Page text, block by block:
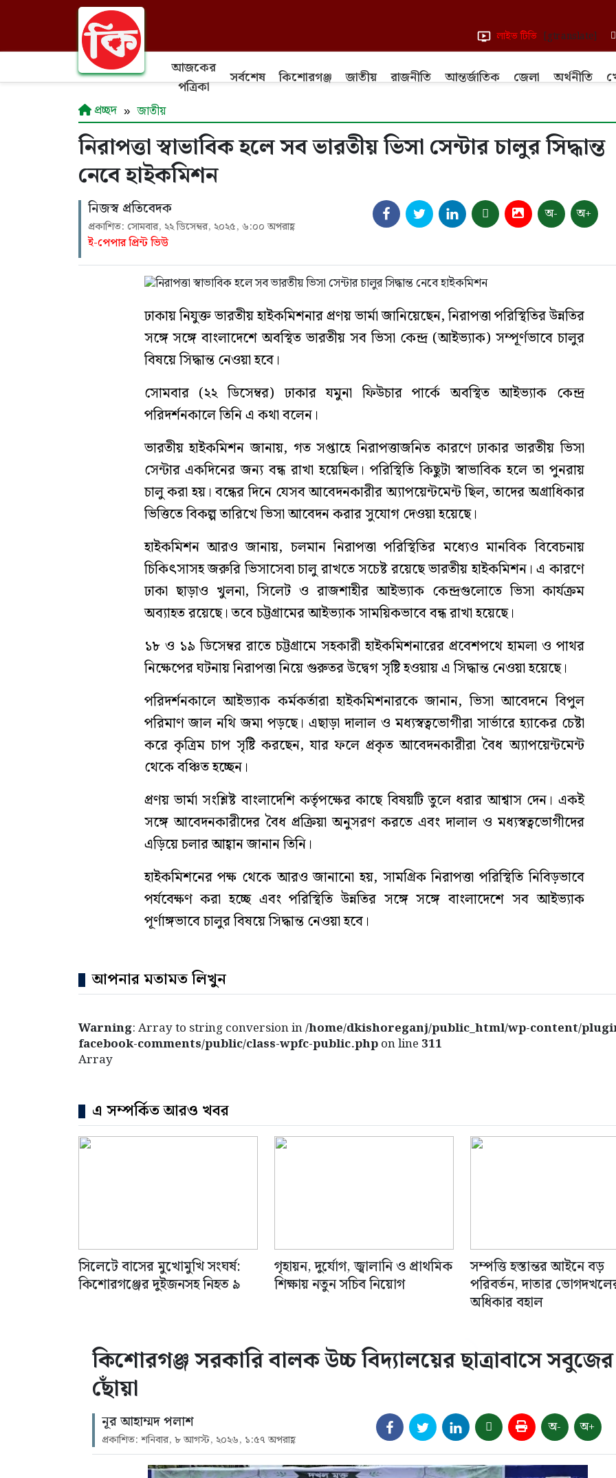
লাইভ টিভি [gtranslate]
আজকের
পত্রিকা
সর্বশেষ কিশোরগঞ্জ জাতীয় রাজনীতি আন্তর্জাতিক জেলা অর্থনীতি
প্রচ্ছদ জাতীয়
নিরাপত্তা স্বাভাবিক হলে সব ভারতীয় ভিসা সেন্টার চালুর সিদ্ধান্ত
নেবে হাইকমিশন
নিজস্ব প্রতিবেদক
প্রকাশিত: সোমবার, ২২ ডিসেম্বর, ২০২৫, ৬:০০ অপরাহ্ণ
ই-পেপার প্রিন্ট ভিউ
অ- অ+
ঢাকায় নিযুক্ত ভারতীয় হাইকমিশনার প্রণয় ভার্মা জানিয়েছেন, নিরাপত্তা পরিস্থিতির উন্নতির
সঙ্গে সঙ্গে বাংলাদেশে অবস্থিত ভারতীয় সব ভিসা কেন্দ্র (আইভ্যাক) সম্পূর্ণভাবে চালুর
বিষয়ে সিদ্ধান্ত নেওয়া হবে।
সোমবার (২২ ডিসেম্বর) ঢাকার যমুনা ফিউচার পার্কে অবস্থিত আইভ্যাক কেন্দ্র
পরিদর্শনকালে তিনি এ কথা বলেন।
ভারতীয় হাইকমিশন জানায়, গত সপ্তাহে নিরাপত্তাজনিত কারণে ঢাকার ভারতীয় ভিসা
সেন্টার একদিনের জন্য বন্ধ রাখা হয়েছিল। পরিস্থিতি কিছুটা স্বাভাবিক হলে তা পুনরায়
চালু করা হয়। বন্ধের দিনে যেসব আবেদনকারীর অ্যাপয়েন্টমেন্ট ছিল, তাদের অগ্রাধিকার
ভিত্তিতে বিকল্প তারিখে ভিসা আবেদন করার সুযোগ দেওয়া হয়েছে।
হাইকমিশন আরও জানায়, চলমান নিরাপত্তা পরিস্থিতির মধ্যেও মানবিক বিবেচনায়
চিকিৎসাসহ জরুরি ভিসাসেবা চালু রাখতে সচেষ্ট রয়েছে ভারতীয় হাইকমিশন। এ কারণে
ঢাকা ছাড়াও খুলনা, সিলেট ও রাজশাহীর আইভ্যাক কেন্দ্রগুলোতে ভিসা কার্যক্রম
অব্যাহত রয়েছে। তবে চট্টগ্রামের আইভ্যাক সাময়িকভাবে বন্ধ রাখা হয়েছে।
১৮ ও ১৯ ডিসেম্বর রাতে চট্টগ্রামে সহকারী হাইকমিশনারের প্রবেশপথে হামলা ও পাথর
নিক্ষেপের ঘটনায় নিরাপত্তা নিয়ে গুরুতর উদ্বেগ সৃষ্টি হওয়ায় এ সিদ্ধান্ত নেওয়া হয়েছে।
পরিদর্শনকালে আইভ্যাক কর্মকর্তারা হাইকমিশনারকে জানান, ভিসা আবেদনে বিপুল
পরিমাণ জাল নথি জমা পড়ছে। এছাড়া দালাল ও মধ্যস্বত্বভোগীরা সার্ভারে হ্যাকের চেষ্টা
করে কৃত্রিম চাপ সৃষ্টি করছেন, যার ফলে প্রকৃত আবেদনকারীরা বৈধ অ্যাপয়েন্টমেন্ট
থেকে বঞ্চিত হচ্ছেন।
প্রণয় ভার্মা সংশ্লিষ্ট বাংলাদেশি কর্তৃপক্ষের কাছে বিষয়টি তুলে ধরার আশ্বাস দেন। একই
সঙ্গে আবেদনকারীদের বৈধ প্রক্রিয়া অনুসরণ করতে এবং দালাল ও মধ্যস্বত্বভোগীদের
এড়িয়ে চলার আহ্বান জানান তিনি।
হাইকমিশনের পক্ষ থেকে আরও জানানো হয়, সামগ্রিক নিরাপত্তা পরিস্থিতি নিবিড়ভাবে
পর্যবেক্ষণ করা হচ্ছে এবং পরিস্থিতি উন্নতির সঙ্গে সঙ্গে বাংলাদেশে সব আইভ্যাক
পূর্ণাঙ্গভাবে চালুর বিষয়ে সিদ্ধান্ত নেওয়া হবে।
আপনার মতামত লিখুন
Warning: Array to string conversion in/home/dkishoreganj/public_html/wp-content/
facebook-comments/public/class-wpfc-public.phpon line 311
Array
এ সম্পর্কিত আরও খবর
সিলেটে বাসের মুখোমুখি সংঘর্ষ:
কিশোরগঞ্জের দুইজনসহ নিহত ৯
গৃহায়ন, দুর্যোগ, জ্বালানি ও প্রাথমিক
শিক্ষায় নতুন সচিব নিয়োগ
সম্পত্তি হস্তান্তর আইনে বড়
পরিবর্তন, দাতার
অধিকার বহাল
কিশোরগঞ্জ সরকারি বালক উচ্চ বিদ্যালয়ের ছাত্রাবাসে সবুজের
ছোঁয়া
নূর আহাম্মদ পলাশ
প্রকাশিত: শনিবার, ৮ আগস্ট, ২০২৬, ১:৫৭ অপরাহ্ণ
অ- অ+